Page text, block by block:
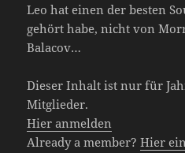
Leo hat einen der besten
gehört habe, nicht von
Balacov…
Dieser Inhalt ist nur für
Mitglieder.
Hier anmelden
Already a member?Hier